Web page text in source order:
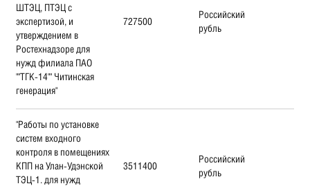
ШТЭЦ, ПТЭЦ с
экспертизой, и
утверждением в
Ростехнадзоре для
нужд филиала ПАО
""ТГК-14"" Читинская
генерация"
727500
Российский
рубль
"Работы по установке
систем входного
контроля в помещениях
КПП на Улан-Удэнской
ТЭЦ-1. для нужд
3511400
Российский
рубль